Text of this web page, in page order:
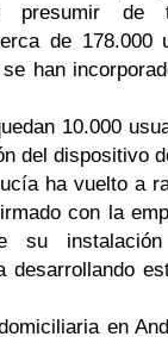
presumir de
de 178.000
han
10.000
del dispositivo
ha vuelto a
con la
su instalación
desarrollando
en